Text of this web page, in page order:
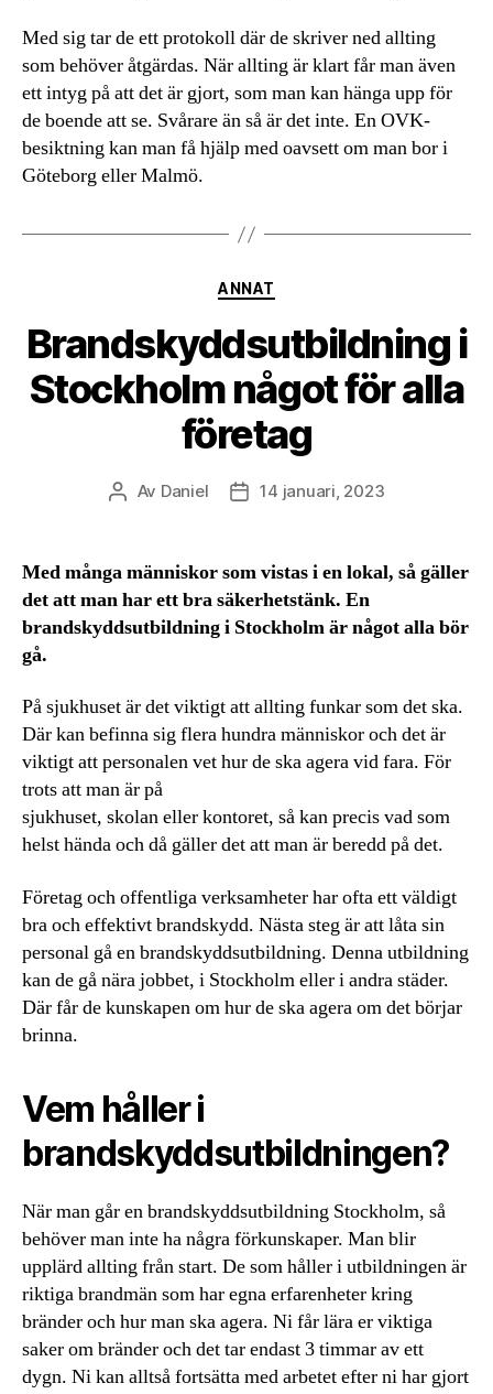
Med sig tar de ett protokoll där de skriver ned allting
som behöver åtgärdas. När allting är klart får man även
ett intyg på att det är gjort, som man kan hänga upp för
de boende att se. Svårare än så är det inte. En OVK-
besiktning kan man få hjälp med oavsett om man bor i
Göteborg eller Malmö.
Kategorier
ANNAT
Brandskyddsutbildning i
Stockholm något för alla
företag
Inläggsförfattare
Av Daniel Inläggsdatum
14 januari, 2023
Med många människor som vistas i en lokal, så gäller
det att man har ett bra säkerhetstänk. En
brandskyddsutbildning i Stockholm är något alla bör
gå.
På sjukhuset är det viktigt att allting funkar som det ska.
Där kan befinna sig flera hundra människor och det är
viktigt att personalen vet hur de ska agera vid fara. För
trots att man är på
sjukhuset, skolan eller kontoret, så kan precis vad som
helst hända och då gäller det att man är beredd på det.
Företag och offentliga verksamheter har ofta ett väldigt
bra och effektivt brandskydd. Nästa steg är att låta sin
personal gå en brandskyddsutbildning. Denna utbildning
kan de gå nära jobbet, i Stockholm eller i andra städer.
Där får de kunskapen om hur de ska agera om det börjar
brinna.
Vem håller i
brandskyddsutbildningen?
När man går en brandskyddsutbildning Stockholm, så
behöver man inte ha några förkunskaper. Man blir
upplärd allting från start. De som håller i utbildningen är
riktiga brandmän som har egna erfarenheter kring
bränder och hur man ska agera. Ni får lära er viktiga
saker om bränder och det tar endast 3 timmar av ett
dygn. Ni kan alltså fortsätta med arbetet efter ni har gjort